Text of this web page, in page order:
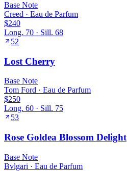
Base Note
Creed · Eau de Parfum
$240
Long. 70 · Sill. 68
52
Lost Cherry
Base Note
Tom Ford · Eau de Parfum
$250
Long. 60 · Sill. 75
53
Rose Goldea Blossom Delight
Base Note
Bvlgari · Eau de Parfum